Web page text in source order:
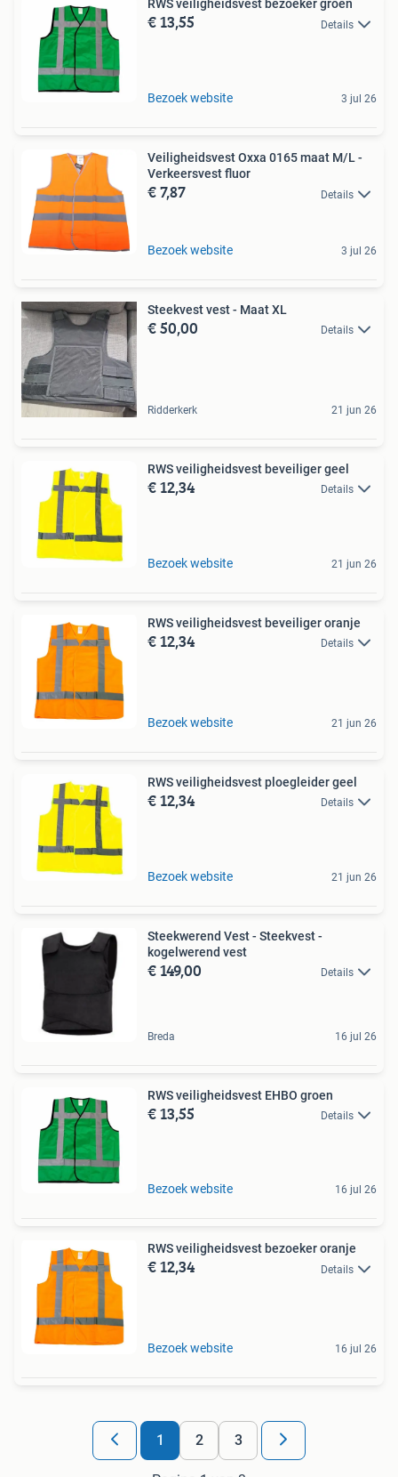
RWS veiligheidsvest bezoeker groen
€ 13,55 Details
Bezoek website 3 jul 26
Veiligheidsvest Oxxa 0165 maat M/L -
Verkeersvest fluor
€ 7,87 Details
Bezoek website 3 jul 26
Steekvest vest - Maat XL
€ 50,00 Details
Ridderkerk 21 jun 26
RWS veiligheidsvest beveiliger geel
€ 12,34 Details
Bezoek website 21 jun 26
RWS veiligheidsvest beveiliger oranje
€ 12,34 Details
Bezoek website 21 jun 26
RWS veiligheidsvest ploegleider geel
€ 12,34 Details
Bezoek website 21 jun 26
Steekwerend Vest - Steekvest -
kogelwerend vest
€ 149,00 Details
Breda 16 jul 26
RWS veiligheidsvest EHBO groen
€ 13,55 Details
Bezoek website 16 jul 26
RWS veiligheidsvest bezoeker oranje
€ 12,34 Details
Bezoek website 16 jul 26
1 2 3